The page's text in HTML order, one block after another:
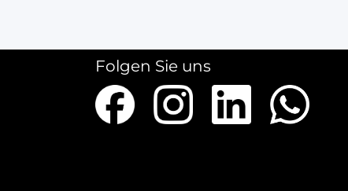
Folgen Sie uns